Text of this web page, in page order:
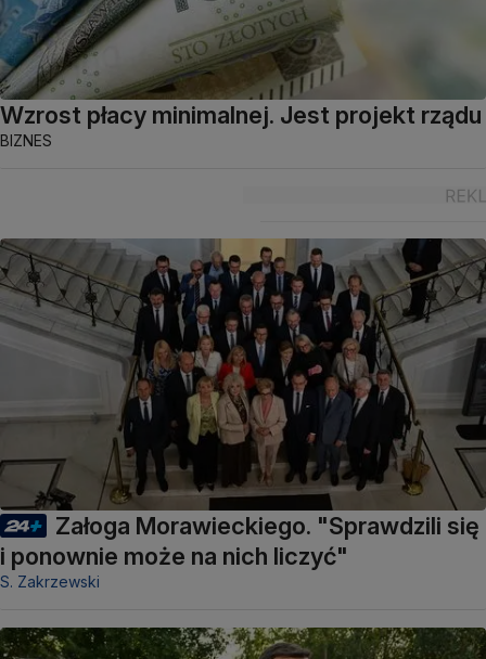
Wzrost płacy minimalnej. Jest projekt rządu
BIZNES
Załoga Morawieckiego. "Sprawdzili się
i ponownie może na nich liczyć"
S. Zakrzewski